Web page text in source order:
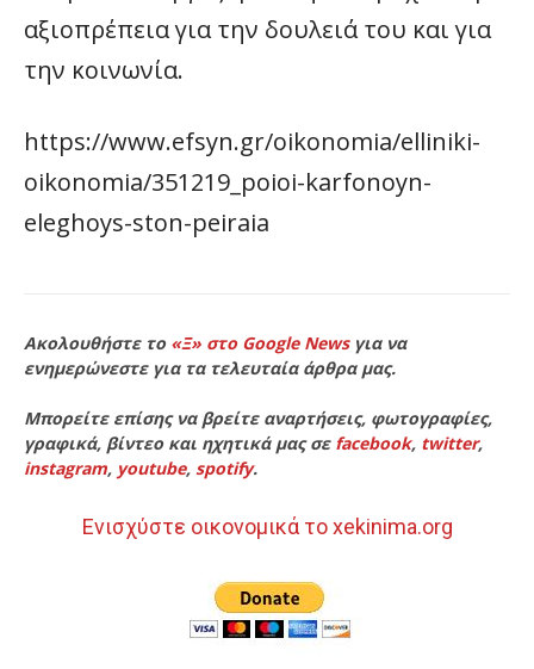
αξιοπρέπεια για την δουλειά του και για
την κοινωνία.
https://www.efsyn.gr/oikonomia/elliniki-
oikonomia/351219_poioi-karfonoyn-
eleghoys-ston-peiraia
Ακολουθήστε το «Ξ» στο Google Newsγια να
ενημερώνεστε για τα τελευταία άρθρα μας.
Μπορείτε επίσης να βρείτε αναρτήσεις, φωτογραφίες,
γραφικά, βίντεο και ηχητικά μας σε facebook, twitter,
instagram, youtube, spotify.
Ενισχύστε οικονομικά το xekinima.org